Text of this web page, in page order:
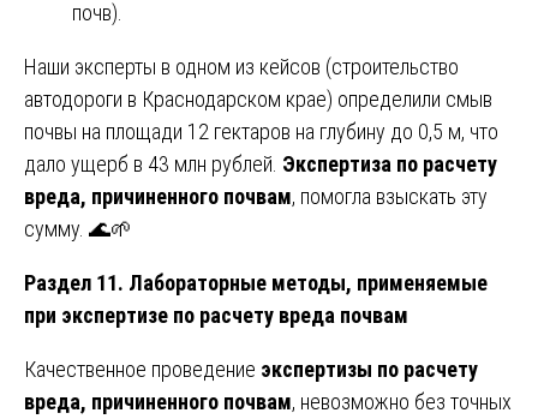
почв).
Наши эксперты в одном из кейсов (строительство
автодороги в Краснодарском крае) определили смыв
почвы на площади 12 гектаров на глубину до 0,5 м, что
дало ущерб в 43 млн рублей. Экспертиза по расчету
вреда, причиненного почвам, помогла взыскать эту
сумму. 🌊🌱
Раздел 11. Лабораторные методы, применяемые
при экспертизе по расчету вреда почвам
Качественное проведение экспертизы по расчету
вреда, причиненного почвам, невозможно без точных